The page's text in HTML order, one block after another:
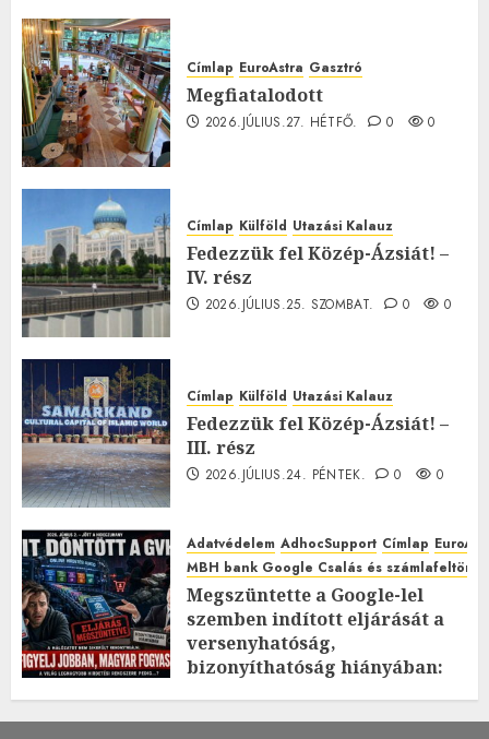
Címlap EuroAstra Gasztró
Megfiatalodott
2026.JÚLIUS.27. HÉTFŐ. 0 0
Címlap Külföld Utazási Kalauz
Fedezzük fel Közép-Ázsiát! –
IV. rész
2026.JÚLIUS.25. SZOMBAT. 0 0
Címlap Külföld Utazási Kalauz
Fedezzük fel Közép-Ázsiát! –
III. rész
2026.JÚLIUS.24. PÉNTEK. 0 0
Adatvédelem AdhocSupport Címlap
MBH bank Google Csalás és
Megszüntette a Google-lel
szemben indított eljárását a
versenyhatóság,
bizonyíthatóság hiányában:
2026.JÚLIUS.23. CSÜTÖRTÖK.
0